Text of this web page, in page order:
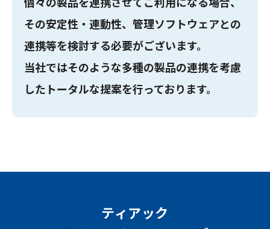
その安定性・連動性、管理ソフトウェアとの
連携等を検討する必要がございます。
当社ではそのような多種の製品の連携を考慮
したトータルな提案を行っております。
ティアック